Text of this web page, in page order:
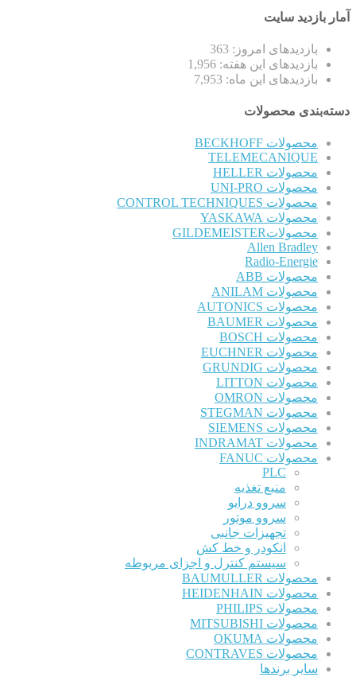
آمار بازدید سایت
بازدیدهای امروز: 363
بازدیدهای این هفته: 1,956
بازدیدهای این ماه: 7,953
دسته‌بندی محصولات
محصولات BECKHOFF
TELEMECANIQUE
محصولات HELLER
محصولات UNI-PRO
محصولات CONTROL TECHNIQUES
محصولات YASKAWA
محصولاتGILDEMEISTER
Allen Bradley
Radio-Energie
محصولات ABB
محصولات ANILAM
محصولات AUTONICS
محصولات BAUMER
محصولات BOSCH
محصولات EUCHNER
محصولات GRUNDIG
محصولات LITTON
محصولات OMRON
محصولات STEGMAN
محصولات SIEMENS
محصولات INDRAMAT
محصولات FANUC
PLC
منبع تغذیه
سروو درایو
سروو موتور
تجهیزات جانبی
انکودر و خط کش
سیستم کنترل و اجزای مربوطه
محصولات BAUMULLER
محصولات HEIDENHAIN
محصولات PHILIPS
محصولات MITSUBISHI
محصولات OKUMA
محصولات CONTRAVES
سایر برندها